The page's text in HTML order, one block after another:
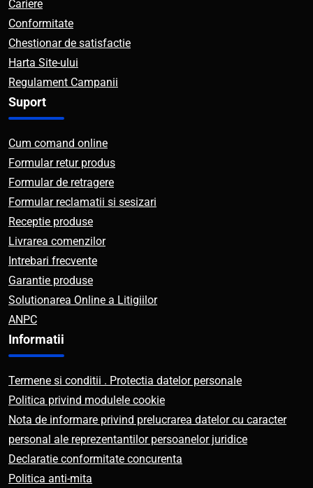
Cariere
Conformitate
Chestionar de satisfactie
Harta Site-ului
Regulament Campanii
Suport
Cum comand online
Formular retur produs
Formular de retragere
Formular reclamatii si sesizari
Receptie produse
Livrarea comenzilor
Intrebari frecvente
Garantie produse
Solutionarea Online a Litigiilor
ANPC
Informatii
Termene si conditii . Protectia datelor personale
Politica privind modulele cookie
Nota de informare privind prelucrarea datelor cu caracter
personal ale reprezentantilor persoanelor juridice
Declaratie conformitate concurenta
Politica anti-mita